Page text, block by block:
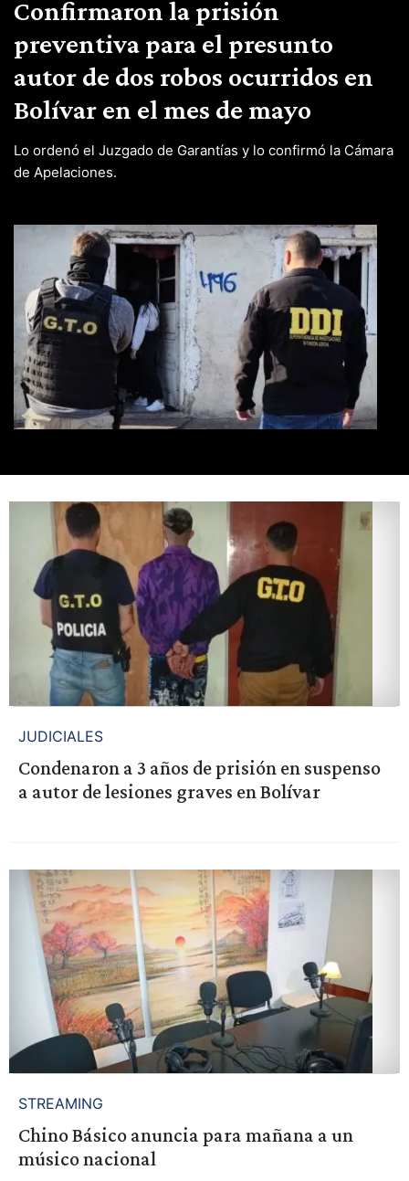
Confirmaron la prisión
preventiva para el presunto
autor de dos robos ocurridos en
Bolívar en el mes de mayo
Lo ordenó el Juzgado de Garantías y lo confirmó la Cámara
de Apelaciones.
JUDICIALES
Condenaron a 3 años de prisión en suspenso
a autor de lesiones graves en Bolívar
STREAMING
Chino Básico anuncia para mañana a un
músico nacional